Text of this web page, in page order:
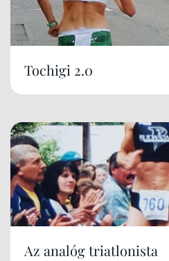
Tochigi 2.0
Az analóg triatlonista